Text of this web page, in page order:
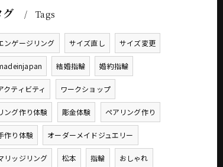
グ Tags
ンゲージリング サイズ直し サイズ変更
結婚指輪 婚約指輪
クティビティ ワークショップ
ング作り体験 彫金体験 ペアリング作り
作り体験 オーダーメイドジュエリー
リッジリング 松本 指輪 おしゃれ